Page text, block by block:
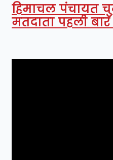
हिमाचल पंचायत
मतदाता पहली